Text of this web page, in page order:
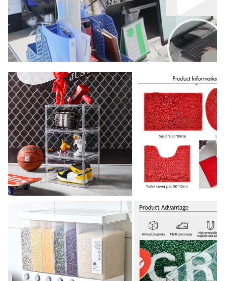
00:00
02:00